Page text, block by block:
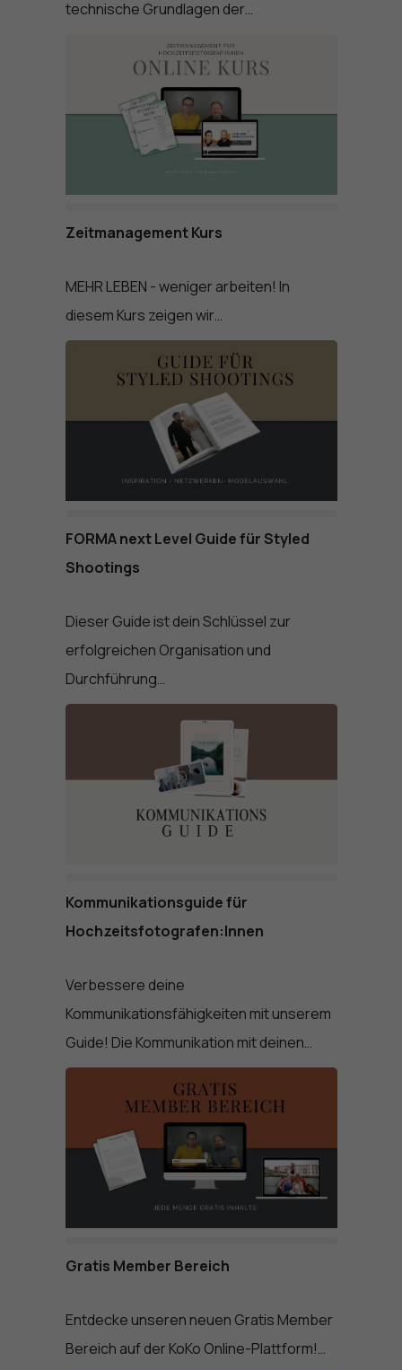
technische Grundlagen der…
Zeitmanagement Kurs
MEHR LEBEN - weniger arbeiten! In
diesem Kurs zeigen wir…
FORMA next Level Guide für Styled
Shootings
Dieser Guide ist dein Schlüssel zur
erfolgreichen Organisation und
Durchführung…
Kommunikationsguide für
Hochzeitsfotografen:Innen
Verbessere deine
Kommunikationsfähigkeiten mit unserem
Guide! Die Kommunikation mit deinen…
Gratis Member Bereich
Entdecke unseren neuen Gratis Member
Bereich auf der KoKo Online-Plattform!…